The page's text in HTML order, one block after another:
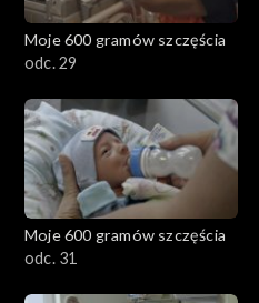
Moje 600 gramów szczęścia
odc. 29
Moje 600 gramów szczęścia
odc. 31